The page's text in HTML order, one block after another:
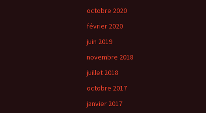
octobre 2020
février 2020
juin 2019
novembre 2018
juillet 2018
octobre 2017
janvier 2017